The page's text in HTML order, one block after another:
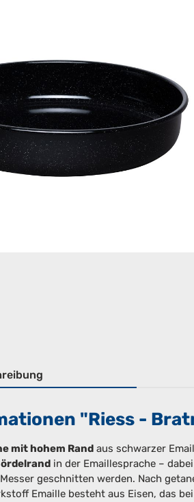
"Riess -
mit hohem Rand aus schwarzer
in der Emaillesprache –
geschnitten werden. Nach
Emaille besteht aus Eisen, das